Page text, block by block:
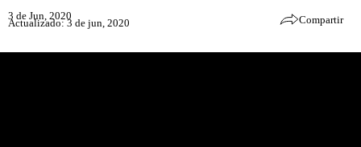
3 de Jun, 2020
Actualizado: 3 de jun, 2020 Compartir